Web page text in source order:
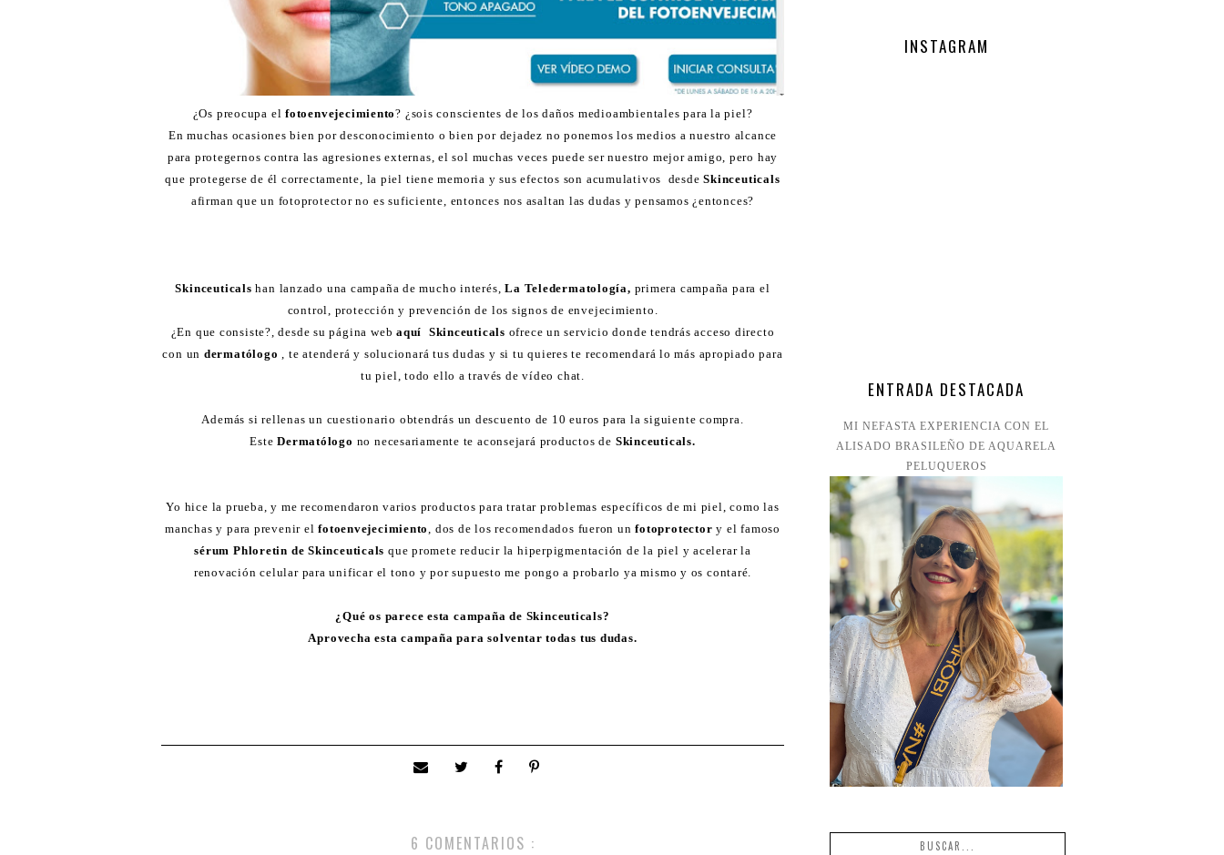
¿Os preocupa elfotoenvejecimiento? ¿sois conscientes de los daños medioambientales para la piel?
En muchas ocasiones bien por desconocimiento o bien por dejadez no ponemos los medios a nuestro alcance
para protegernos contra las agresiones externas, el sol muchas veces puede ser nuestro mejor amigo, pero hay
que protegerse de él correctamente, la piel tiene memoria y sus efectos son acumulativos desdeSkinceuticals
afirman que un fotoprotector no es suficiente, entonces nos asaltan las dudas y pensamos ¿entonces?
Skinceuticalshan lanzado una campaña de mucho interés, La Teledermatología, primera campaña para el
control, protección y prevención de los signos de envejecimiento.
¿En que consiste?, desde su página webaquí Skinceuticals ofrece un servicio donde tendrás acceso directo
con un dermatólogo
, te atenderá y solucionará tus dudas y si tu quieres te recomendará lo más apropiado para
tu piel, todo ello a través de vídeo chat.
Además si rellenas un cuestionario obtendrás un descuento de 10 euros para la siguiente compra.
EsteDermatólogo no necesariamente te aconsejará productos de Skinceuticals.
Yo hice la prueba, y me recomendaron varios productos para tratar problemas específicos de mi piel, como las
manchas y para prevenir el fotoenvejecimiento , dos de los recomendados fueron unfotoprotectory el famoso
sérum Phloretin de Skinceuticalsque promete reducir la hiperpigmentación de la piel y acelerar la
renovación celular para unificar el tono y por supuesto me pongo a probarlo ya mismo y os contaré.
¿Qué os parece esta campaña de Skinceuticals?
Aprovecha esta campaña para solventar todas tus dudas.
6 COMENTARIOS :
INSTAGRAM
ENTRADA DESTACADA
MI NEFASTA EXPERIENCIA CON EL
ALISADO BRASILEÑO DE AQUARELA
PELUQUEROS